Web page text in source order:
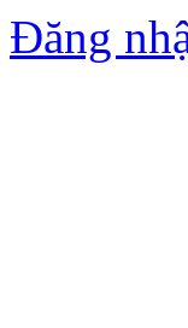
Đăng